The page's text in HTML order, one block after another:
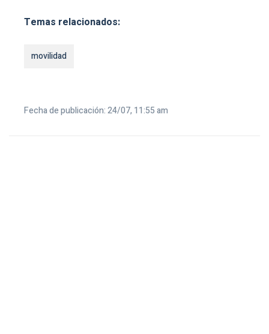
Temas relacionados:
movilidad
Fecha de publicación: 24/07, 11:55 am